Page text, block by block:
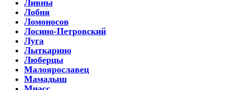
Ливны
Лобня
Ломоносов
Лосино-Петровский
Луга
Лыткарино
Люберцы
Малоярославец
Мамадыш